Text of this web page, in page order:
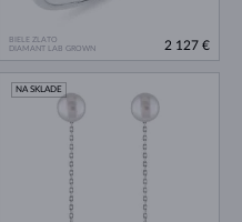
BIELE ZLATO
DIAMANT LAB GROWN
2 127 €
NA SKLADE